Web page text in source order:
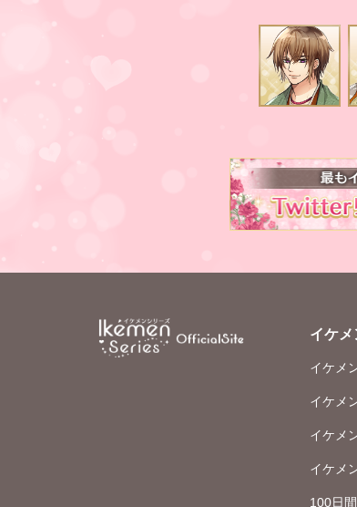
イケ
イケメ
イケメ
イケメ
イケメ
100日